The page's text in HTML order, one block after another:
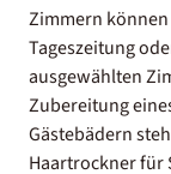
Zimmern
Tageszeitung
ausgewählten
Zubereitung
Gästebädern
Haartrockner für